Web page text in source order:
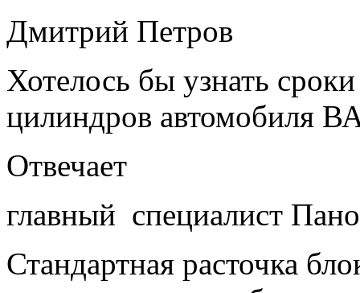
Дмитрий Петров
Хотелось бы узнать
цилиндров автомобиля
Отвечает
главный специалист
Стандартная расточка